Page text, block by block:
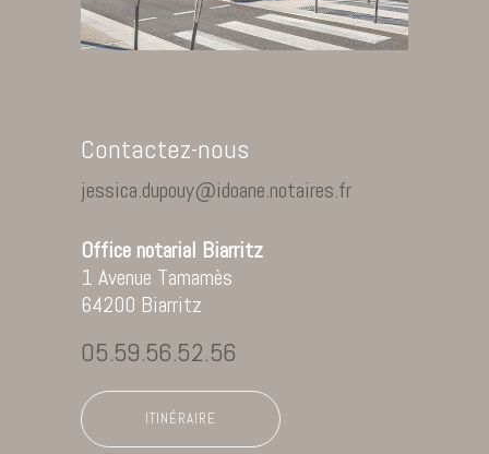
Contactez-nous
jessica.dupouy@idoane.notaires.fr
Office notarial Biarritz
1 Avenue Tamamès
64200 Biarritz
05.59.56.52.56
ITINÉRAIRE